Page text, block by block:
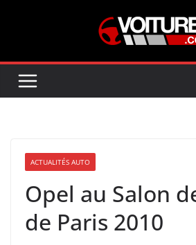
ACTUALITÉS AUTO
Opel au Salon
de Paris 2010